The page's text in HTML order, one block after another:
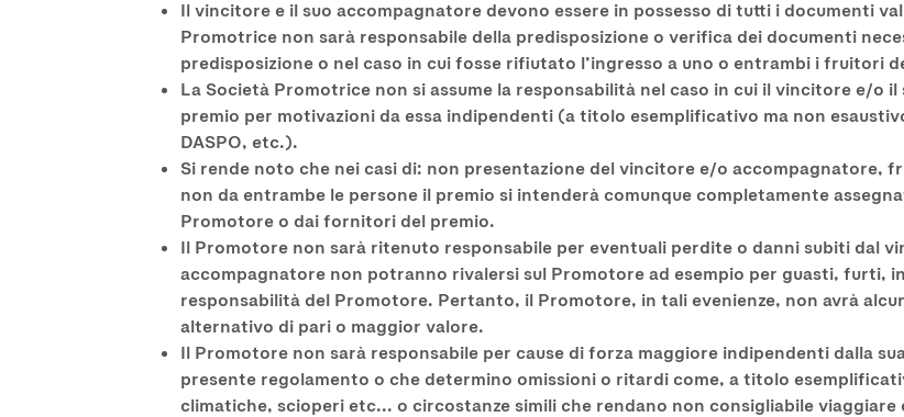
Il vincitore e il suo accompagnatore devono essere in possesso di tutti i documenti
Promotrice non sarà responsabile della predisposizione o verifica dei documenti
predisposizione o nel caso in cui fosse rifiutato l’ingresso a uno o entrambi i fruitori
La Società Promotrice non si assume la responsabilità nel caso in cui il vincitore e/o
premio per motivazioni da essa indipendenti (a titolo esemplificativo ma non
DASPO, etc.).
Si rende noto che nei casi di: non presentazione del vincitore e/o accompagnatore,
non da entrambe le persone il premio si intenderà comunque completamente
Promotore o dai fornitori del premio.
Il Promotore non sarà ritenuto responsabile per eventuali perdite o danni subiti dal
accompagnatore non potranno rivalersi sul Promotore ad esempio per guasti, furti,
responsabilità del Promotore. Pertanto, il Promotore, in tali evenienze, non avrà
alternativo di pari o maggior valore.
Il Promotore non sarà responsabile per cause di forza maggiore indipendenti dalla
presente regolamento o che determino omissioni o ritardi come, a titolo
climatiche, scioperi etc... o circostanze simili che rendano non consigliabile